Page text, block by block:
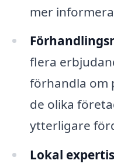
mer
flera
förhandla om
de olika
ytterligare
Lokal